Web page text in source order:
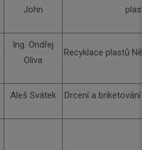
John
Ing. Ondřej
Oliva
Recyklace plastů
Aleš Svátek Drcení a